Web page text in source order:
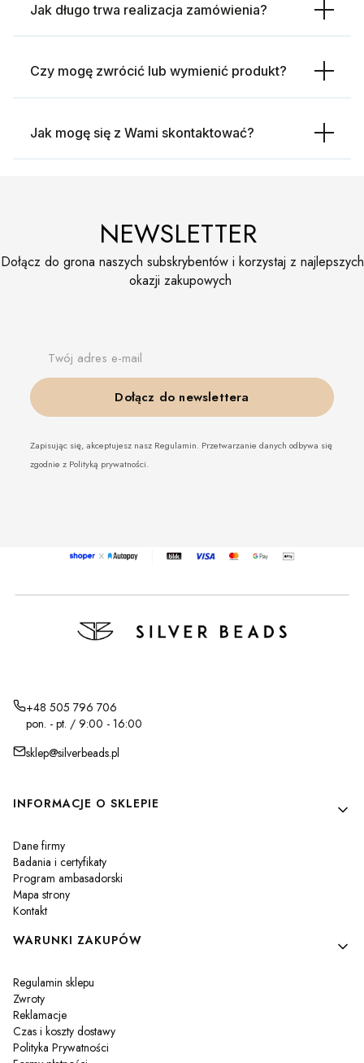
Jak długo trwa realizacja zamówienia?
Czy mogę zwrócić lub wymienić produkt?
Jak mogę się z Wami skontaktować?
NEWSLETTER
Dołącz do grona naszych subskrybentów i korzystaj z najlepszych
okazji zakupowych
Twój adres e-mail
Dołącz do newslettera
Zapisując się, akceptujesz nasz Regulamin. Przetwarzanie danych odbywa się
zgodnie z Polityką prywatności.
+48 505 796 706
pon. - pt. / 9:00 - 16:00
sklep@silverbeads.pl
Linki w stopce
INFORMACJE O SKLEPIE
Dane firmy
Badania i certyfikaty
Program ambasadorski
Mapa strony
Kontakt
WARUNKI ZAKUPÓW
Regulamin sklepu
Zwroty
Reklamacje
Czas i koszty dostawy
Polityka Prywatności